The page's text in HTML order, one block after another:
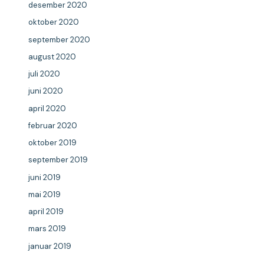
desember 2020
oktober 2020
september 2020
august 2020
juli 2020
juni 2020
april 2020
februar 2020
oktober 2019
september 2019
juni 2019
mai 2019
april 2019
mars 2019
januar 2019